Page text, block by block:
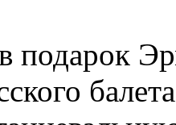
подарок